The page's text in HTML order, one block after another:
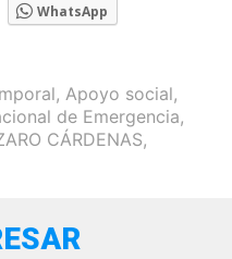
WhatsApp
, Apoyo social,
de Emergencia,
CÁRDENAS,